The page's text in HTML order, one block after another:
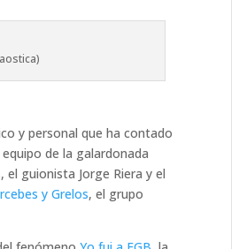
y personal que ha contado
de la galardonada
, el guionista Jorge Riera y el
y Grelos, el grupo